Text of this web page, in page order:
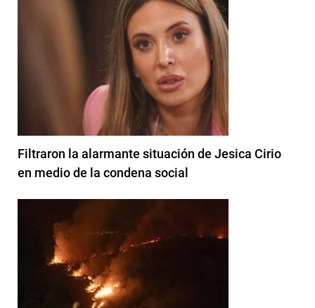
Filtraron la alarmante situación de Jesica Cirio
en medio de la condena social